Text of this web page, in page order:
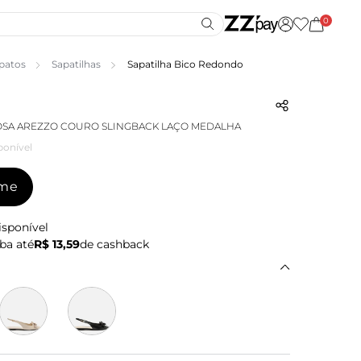
0
Sapatilhas Sapatilha Bico Redondo
AREZZO COURO SLINGBACK LAÇO MEDALHA
atéR$ 13,59de cashback